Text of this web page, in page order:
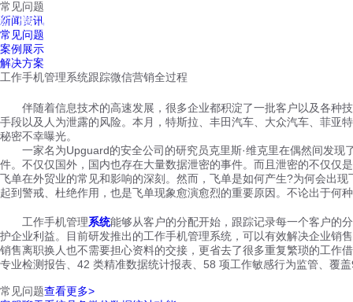
红鹰工作手机
常见问题
新闻资讯
常见问题
案例展示
解决方案
工作手机管理系统跟踪微信营销全过程
伴随着信息技术的高速发展，很多企业都积淀了一批客户以及各种
手段以及人为泄露的风险。本月，特斯拉、丰田汽车、大众汽车、菲亚
秘密不幸曝光。
一家名为Upguard的安全公司的研究员克里斯·维克里在偶然间发现
件。不仅仅国外，国内也存在大量数据泄密的事件。而且泄密的不仅仅
飞单在外贸业的常见和影响的深刻。然而，飞单是如何产生?为何会
起到警戒、杜绝作用，也是飞单现象愈演愈烈的重要原因。不论出于何
工作手机管理系统能够从客户的分配开始，跟踪记录每一个客户的
护企业利益。目前研发推出的工作手机管理系统，可以有效解决企业销
销售离职换人也不需要担心资料的交接，更省去了很多重复繁琐的工作
专业检测报告、42 类精准数据统计报表、58 项工作敏感行为监管、覆
常见问题查看更多>